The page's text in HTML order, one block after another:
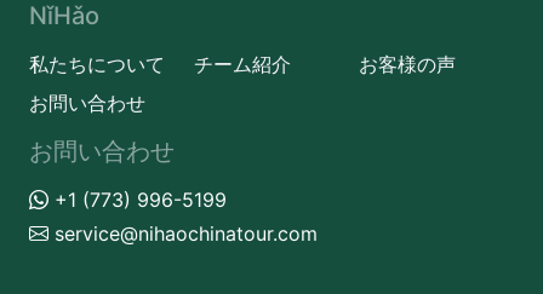
NǐHǎo
私たちについて チーム紹介
お客様の声
お問い合わせ
お問い合わせ
+1 (773) 996-5199
service@nihaochinatour.com